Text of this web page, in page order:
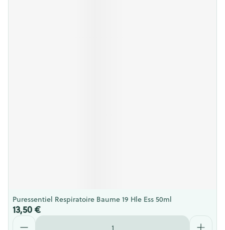
Puressentiel Respiratoire Baume 19 Hle Ess 50ml
13,50 €
Quantité